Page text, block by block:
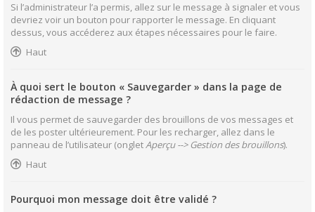
Si l’administrateur l’a permis, allez sur le message à signaler et vous
devriez voir un bouton pour rapporter le message. En cliquant
dessus, vous accéderez aux étapes nécessaires pour le faire.
Haut
À quoi sert le bouton « Sauvegarder » dans la page de
rédaction de message ?
Il vous permet de sauvegarder des brouillons de vos messages et
de les poster ultérieurement. Pour les recharger, allez dans le
panneau de l’utilisateur (ongletAperçu --> Gestion des brouillons).
Haut
Pourquoi mon message doit être validé ?